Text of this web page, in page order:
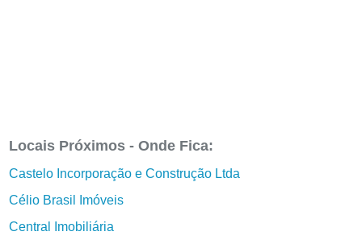
Locais Próximos - Onde Fica:
Castelo Incorporação e Construção Ltda
Célio Brasil Imóveis
Central Imobiliária